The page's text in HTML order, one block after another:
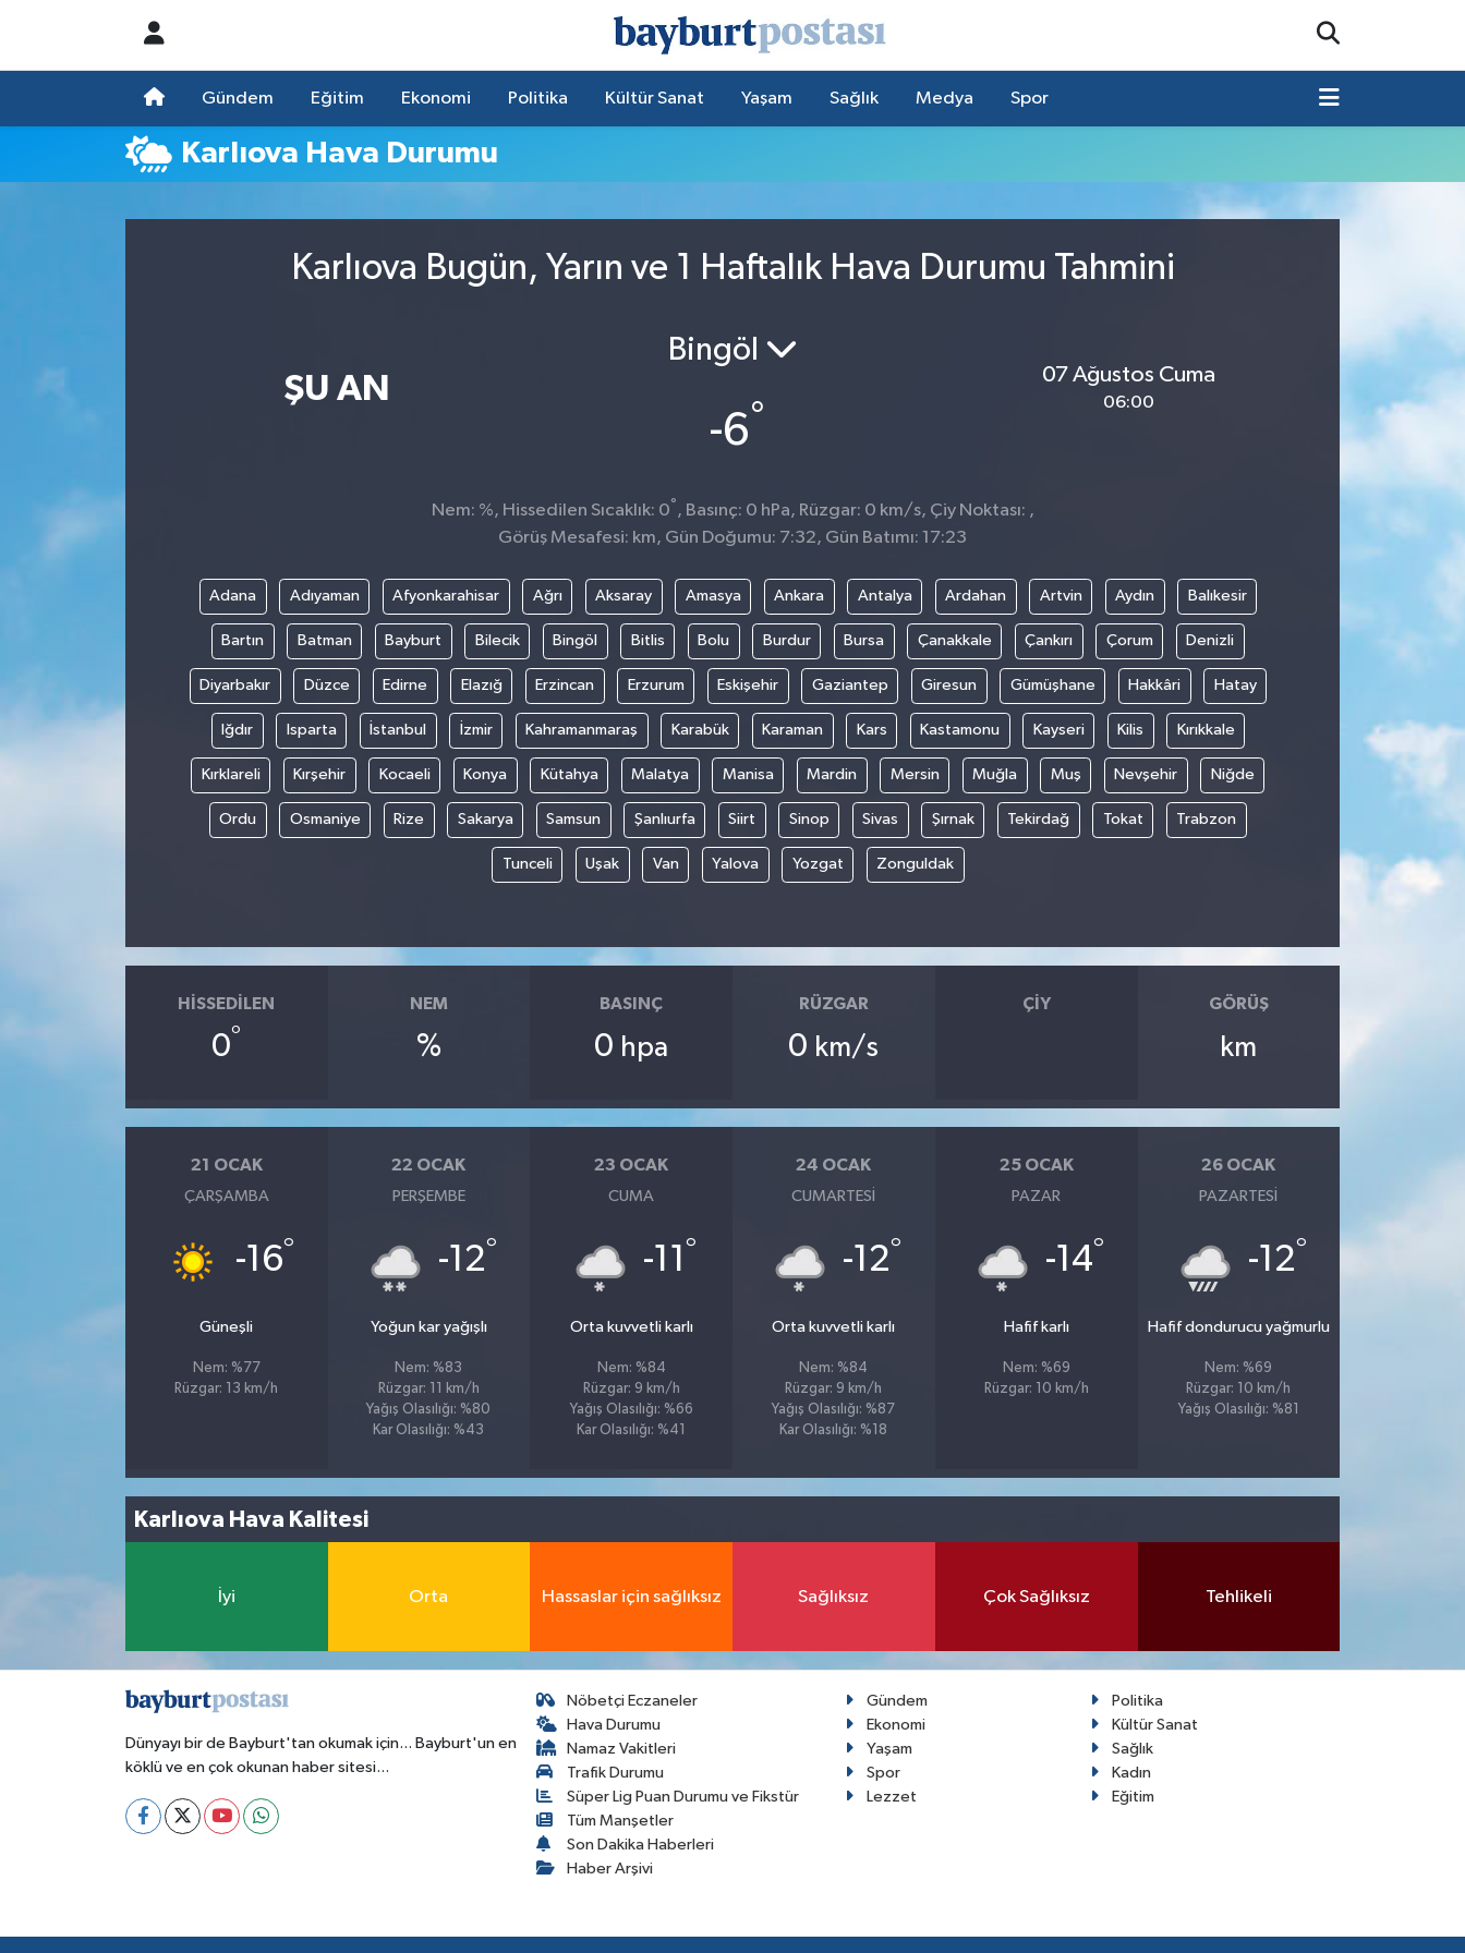
Gündem Eğitim Ekonomi Politika Kültür Sanat Yaşam Sağlık Medya Spor
Karlıova Hava Durumu
Karlıova Bugün, Yarın ve 1 Haftalık Hava Durumu Tahmini
ŞU AN
Bingöl
-6°
07 Ağustos Cuma
06:00
Nem: %, Hissedilen Sıcaklık: 0° , Basınç: 0 hPa, Rüzgar: 0 km/s, Çiy Noktası: ,
Görüş Mesafesi: km, Gün Doğumu: 7:32, Gün Batımı: 17:23
Adana Adıyaman Afyonkarahisar Ağrı Aksaray Amasya Ankara Antalya Ardahan Artvin Aydın Balıkesir
Bartın Batman Bayburt Bilecik Bingöl Bitlis Bolu Burdur Bursa Çanakkale Çankırı Çorum Denizli
Diyarbakır Düzce Edirne Elazığ Erzincan Erzurum Eskişehir Gaziantep Giresun Gümüşhane Hakkâri Hatay
Iğdır Isparta İstanbul İzmir Kahramanmaraş Karabük Karaman Kars Kastamonu Kayseri Kilis Kırıkkale
Kırklareli Kırşehir Kocaeli Konya Kütahya Malatya Manisa Mardin Mersin Muğla Muş Nevşehir Niğde
Ordu Osmaniye Rize Sakarya Samsun Şanlıurfa Siirt Sinop Sivas Şırnak Tekirdağ Tokat Trabzon
Tunceli Uşak Van Yalova Yozgat Zonguldak
HISSEDILEN
0°
NEM
%
BASINÇ
0 hpa
RÜZGAR
0 km/s
ÇIY GÖRÜŞ
km
21 OCAK
ÇARŞAMBA
-16°
Güneşli
Nem: %77
Rüzgar: 13 km/h
22 OCAK
PERŞEMBE
-12°
Yoğun kar yağışlı
Nem: %83
Rüzgar: 11 km/h
Yağış Olasılığı: %80
Kar Olasılığı: %43
23 OCAK
CUMA
-11 °
Orta kuvvetli karlı
Nem: %84
Rüzgar: 9 km/h
Yağış Olasılığı: %66
Kar Olasılığı: %41
24 OCAK
CUMARTESI
-12°
Orta kuvvetli karlı
Nem: %84
Rüzgar: 9 km/h
Yağış Olasılığı: %87
Kar Olasılığı: %18
25 OCAK
PAZAR
-14°
Hafif karlı
Nem: %69
Rüzgar: 10 km/h
26 OCAK
PAZARTESI
-12°
Hafif dondurucu yağmurlu
Nem: %69
Rüzgar: 10 km/h
Yağış Olasılığı: %81
Karlıova Hava Kalitesi
İyi Orta Hassaslar için sağlıksız Sağlıksız Çok Sağlıksız Tehlikeli
Dünyayı bir de Bayburt'tan okumak için... Bayburt'un en
köklü ve en çok okunan haber sitesi...
Nöbetçi Eczaneler
Hava Durumu
Namaz Vakitleri
Trafik Durumu
Süper Lig Puan Durumu ve Fikstür
Tüm Manşetler
Son Dakika Haberleri
Haber Arşivi
Gündem
Politika
Ekonomi
Kültür Sanat
Yaşam
Sağlık
Spor
Kadın
Lezzet
Eğitim
Hava Durumu